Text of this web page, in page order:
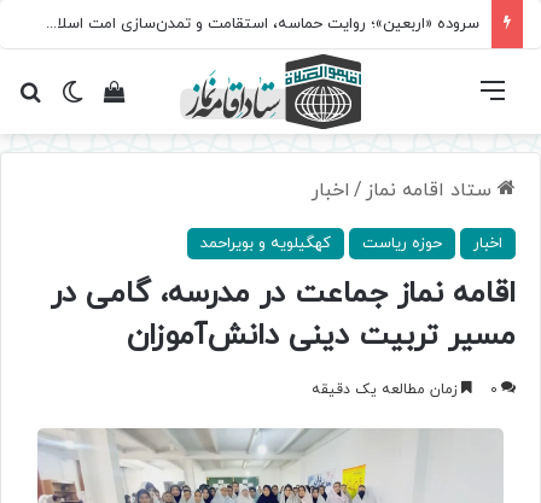
سروده‌ «اربعین»؛ روایت حماسه، استقامت و تمدن‌سازی امت اسلامی
تغییرمشاهده فهرست
ستاد اقامه نماز / اخبار
اخبار حوزه ریاست کهگیلویه و بویراحمد
اقامه نماز جماعت در مدرسه، گامی در
مسیر تربیت دینی دانش‌آموزان
0 زمان مطالعه یک دقیقه